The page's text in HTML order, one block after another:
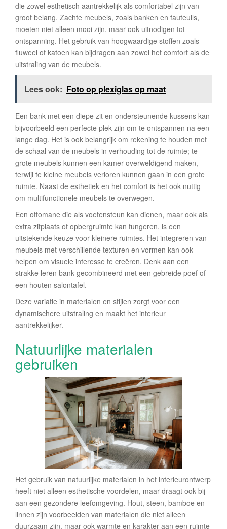
die zowel esthetisch aantrekkelijk als comfortabel zijn van
groot belang. Zachte meubels, zoals banken en fauteuils,
moeten niet alleen mooi zijn, maar ook uitnodigen tot
ontspanning. Het gebruik van hoogwaardige stoffen zoals
fluweel of katoen kan bijdragen aan zowel het comfort als de
uitstraling van de meubels.
Lees ook: Foto op plexiglas op maat
Een bank met een diepe zit en ondersteunende kussens kan
bijvoorbeeld een perfecte plek zijn om te ontspannen na een
lange dag. Het is ook belangrijk om rekening te houden met
de schaal van de meubels in verhouding tot de ruimte; te
grote meubels kunnen een kamer overweldigend maken,
terwijl te kleine meubels verloren kunnen gaan in een grote
ruimte. Naast de esthetiek en het comfort is het ook nuttig
om multifunctionele meubels te overwegen.
Een ottomane die als voetensteun kan dienen, maar ook als
extra zitplaats of opbergruimte kan fungeren, is een
uitstekende keuze voor kleinere ruimtes. Het integreren van
meubels met verschillende texturen en vormen kan ook
helpen om visuele interesse te creëren. Denk aan een
strakke leren bank gecombineerd met een gebreide poef of
een houten salontafel.
Deze variatie in materialen en stijlen zorgt voor een
dynamischere uitstraling en maakt het interieur
aantrekkelijker.
Natuurlijke materialen
gebruiken
Het gebruik van natuurlijke materialen in het interieurontwerp
heeft niet alleen esthetische voordelen, maar draagt ook bij
aan een gezondere leefomgeving. Hout, steen, bamboe en
linnen zijn voorbeelden van materialen die niet alleen
duurzaam zijn, maar ook warmte en karakter aan een ruimte